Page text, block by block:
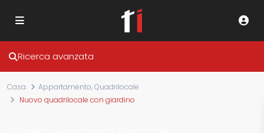
Ricerca avanzata
Casa Appartamento,Quadrilocale
Nuovo quadrilocale con giardino